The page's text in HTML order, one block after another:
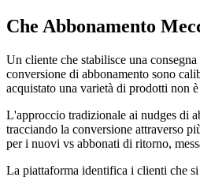
Che Abbonamento
Un cliente che stabilisce una
conversione di abbonamento sono
acquistato una varietà di prodotti non
L'approccio tradizionale ai nudges di
tracciando la conversione attraverso
per i nuovi vs abbonati di ritorno,
La piattaforma identifica i clienti che